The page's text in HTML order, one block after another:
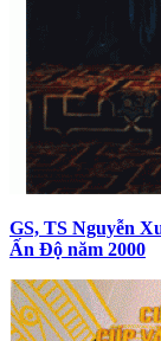
GS, TS Nguyễn
Ấn Độ năm 2000